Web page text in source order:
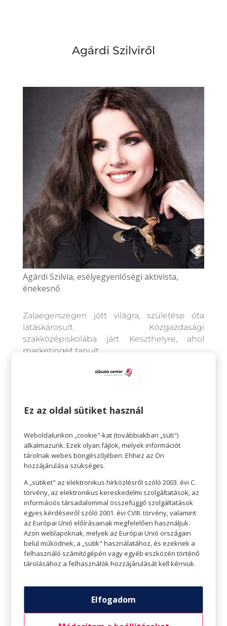
Agárdi Szilviről
Agárdi Szilvia, esélyegyenlőségi aktivista,
énekesnő
Zalaegerszegen jött világra, születése óta
látáskárosult. Közgazdasági
szakközépiskolába járt Keszthelyre, ahol
marketinget tanult.
komolyan gondol a jövőjére nézve is, ezért
2012-ben bejutott The Voice c.
ismertségre tett szert.
A műsor után Pál Dénessel közösen előadott
Szíveddel láss című daluk bekerült az
Eurovíziós Dalfesztivál magyarországi
válogatójába.
Azóta Szilvia szólóban folytatja munkáját,
Aranyharang díjat kapott. 2014-15-ben a
Vodafone Főállású angyalává választották,
interaktív előadásokat tartott országszerte.
2015-ben Krakkóban a Nemzetközi
dalfesztiválon elhozta az első helyezést az It is
Love c. dalával, majd 2016-ban ismét bejutott
Mindezek mellett 2019-ben diplomát
szerzett közgazdász emberi erőforrások
tagozatán HR szakon.
Ez az oldal sütiket használ
Weboldalunkon „cookie"-kat (továbbiakban „süti")
alkalmazunk. Ezek olyan fájlok, melyek információt
tárolnak webes böngészőjében. Ehhez az Ön
hozzájárulása szükséges.
A „sütiket" az elektronikus hírközlésről szóló 2003. évi C.
törvény, az elektronikus kereskedelmi szolgáltatások, az
információs társadalommal összefüggő szolgáltatások
egyes kérdéseiről szóló 2001. évi CVIII. törvény, valamint
az Európai Unió előírásainak megfelelően használjuk.
Azon weblapoknak, melyek az Európai Unió országain
belül működnek, a „sütik" használatához, és ezeknek a
felhasználó számítógépén vagy egyéb eszközén történő
tárolásához a felhasználók hozzájárulását kell kérniük.
Elfogadom